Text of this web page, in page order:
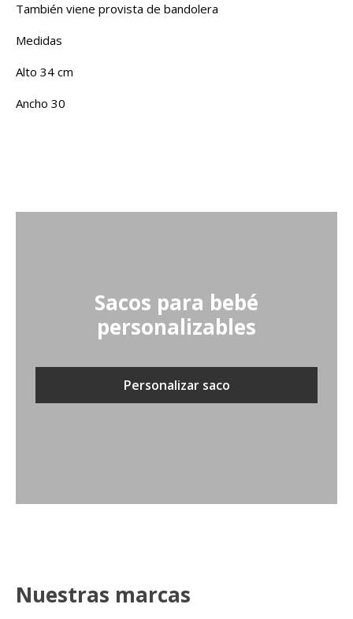
También viene provista de bandolera
Medidas
Alto 34 cm
Ancho 30
Sacos para bebé
personalizables
Personalizar saco
Nuestras marcas